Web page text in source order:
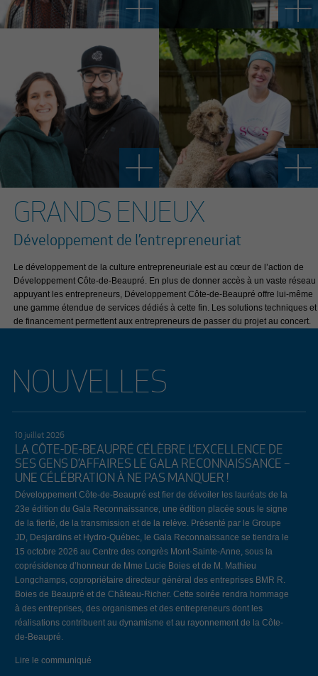
GRANDS ENJEUX
Développement de l’entrepreneuriat
Le développement de la culture entrepreneuriale est au cœur de l’action de
Développement Côte-de-Beaupré. En plus de donner accès à un vaste réseau
appuyant les entrepreneurs, Développement Côte-de-Beaupré offre lui-même
une gamme étendue de services dédiés à cette fin. Les solutions techniques et
de financement permettent aux entrepreneurs de passer du projet au concert.
NOUVELLES
10 juillet 2026
LA CÔTE-DE-BEAUPRÉ CÉLÈBRE L’EXCELLENCE DE
SES GENS D’AFFAIRES LE GALA RECONNAISSANCE –
UNE CÉLÉBRATION À NE PAS MANQUER !
Développement Côte-de-Beaupré est fier de dévoiler les lauréats de la
23e édition du Gala Reconnaissance, une édition placée sous le signe
de la fierté, de la transmission et de la relève. Présenté par le Groupe
JD, Desjardins et Hydro-Québec, le Gala Reconnaissance se tiendra le
15 octobre 2026 au Centre des congrès Mont-Sainte-Anne, sous la
coprésidence d’honneur de Mme Lucie Boies et de M. Mathieu
Longchamps, copropriétaire directeur général des entreprises BMR R.
Boies de Beaupré et de Château-Richer. Cette soirée rendra hommage
à des entreprises, des organismes et des entrepreneurs dont les
réalisations contribuent au dynamisme et au rayonnement de la Côte-
de-Beaupré.
Lire le communiqué